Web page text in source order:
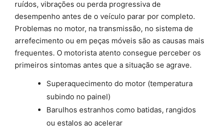
ruídos, vibrações ou perda progressiva de
desempenho antes de o veículo parar por completo.
Problemas no motor, na transmissão, no sistema de
arrefecimento ou em peças móveis são as causas mais
frequentes. O motorista atento consegue perceber os
primeiros sintomas antes que a situação se agrave.
Superaquecimento do motor (temperatura
subindo no painel)
Barulhos estranhos como batidas, rangidos
ou estalos ao acelerar